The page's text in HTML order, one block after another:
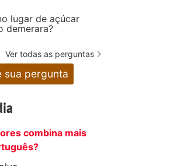
lugar de açúcar
demerara?
Ver todas as perguntas
sua pergunta
combina mais